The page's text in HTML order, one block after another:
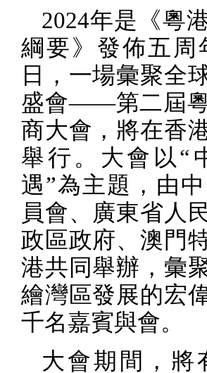
2024年是《粵
綱要》發佈五周
日，一場彙聚全
盛會——第二屆
商大會，將在香
舉行。大會以“
遇”為主題，由
員會、廣東省人
政區政府、澳門
港共同舉辦，彙
繪灣區發展的宏
千名嘉賓與會。
大會期間，將